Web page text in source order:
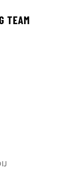
TEAM